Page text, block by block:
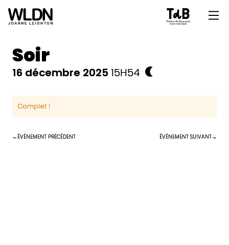
Soir
16 décembre 2025 15H54
Complet !
ÉVÉNEMENT PRÉCÉDENT ÉVÉNEMENT SUIVANT